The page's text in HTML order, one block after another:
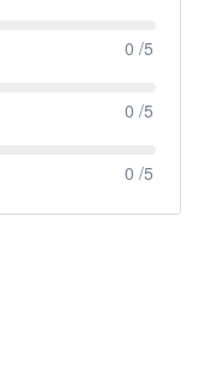
0 /5
0 /5
0 /5